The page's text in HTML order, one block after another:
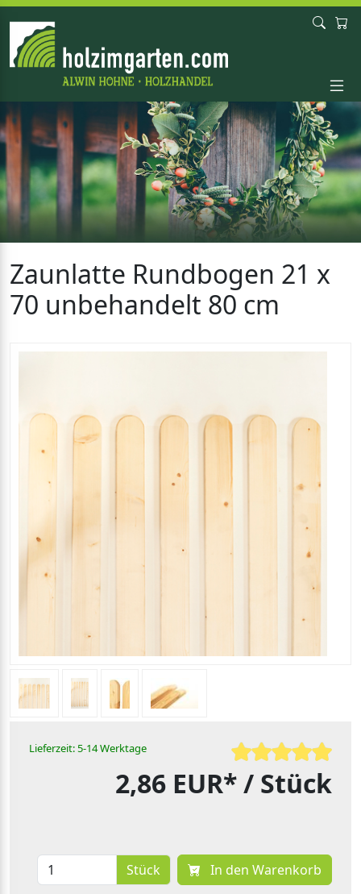
Zaunlatte Rundbogen 21 x
70 unbehandelt 80 cm
Lieferzeit: 5-14 Werktage
2,86 EUR*/ Stück
Stück In den Warenkorb